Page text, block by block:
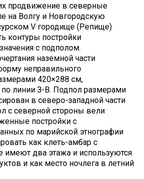
продвижение в северные
на Волгу и Новгородскую
V городище (Репище)
контуры постройки
с подполом.
наземной части
неправильного
420×288 см,
по линии З-В. Подпол размерами
в северо-западной части
с северной стороны вели
постройки с
по марийской этнографии
как клеть-амбар с
имеют два этажа и используются
и как место ночлега в летний